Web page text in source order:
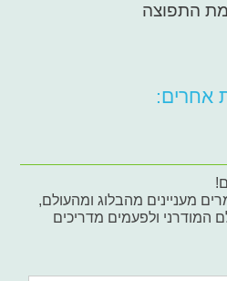
התפוצה
אחרים:
מעניינים מהבלוג ומהעולם,
המודרני ולפעמים מדריכים